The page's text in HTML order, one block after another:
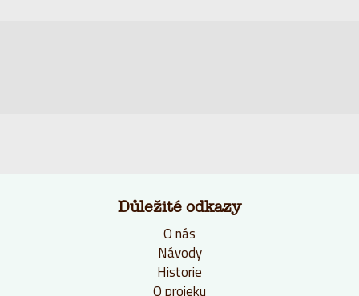
Důležité odkazy
O nás
Návody
Historie
O projeku